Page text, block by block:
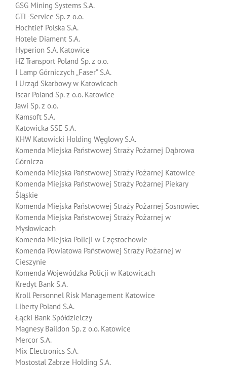
GSG Mining Systems S.A.
GTL-Service Sp. z o.o.
Hochtief Polska S.A.
Hotele Diament S.A.
Hyperion S.A. Katowice
HZ Transport Poland Sp. z o.o.
I Lamp Górniczych „Faser” S.A.
I Urząd Skarbowy w Katowicach
Iscar Poland Sp. z o.o. Katowice
Jawi Sp. z o.o.
Kamsoft S.A.
Katowicka SSE S.A.
KHW Katowicki Holding Węglowy S.A.
Komenda Miejska Państwowej Straży Pożarnej Dąbrowa
Górnicza
Komenda Miejska Państwowej Straży Pożarnej Katowice
Komenda Miejska Państwowej Straży Pożarnej Piekary
Śląskie
Komenda Miejska Państwowej Straży Pożarnej Sosnowiec
Komenda Miejska Państwowej Straży Pożarnej w
Mysłowicach
Komenda Miejska Policji w Częstochowie
Komenda Powiatowa Państwowej Straży Pożarnej w
Cieszynie
Komenda Wojewódzka Policji w Katowicach
Kredyt Bank S.A.
Kroll Personnel Risk Management Katowice
Liberty Poland S.A.
Łącki Bank Spółdzielczy
Magnesy Baildon Sp. z o.o. Katowice
Mercor S.A.
Mix Electronics S.A.
Mostostal Zabrze Holding S.A.